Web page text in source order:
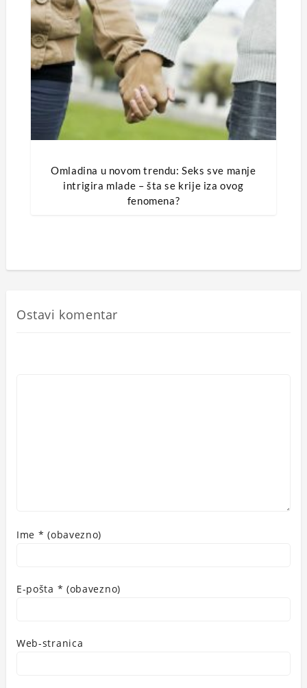
Omladina u novom trendu: Seks sve manje
intrigira mlade – šta se krije iza ovog
fenomena?
Ostavi komentar
Ime * (obavezno)
E-pošta * (obavezno)
Web-stranica